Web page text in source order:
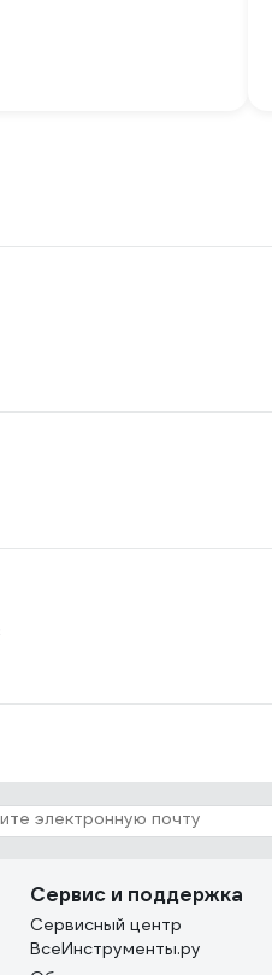
Сервис и поддержка
Сервисный центр
ВсеИнструменты.ру